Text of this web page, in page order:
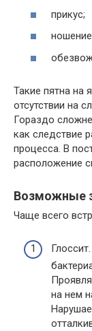
прикус;
Такие пятна на
отсутствии на
Гораздо
как следствие
процесса. В
расположение
Возможные
Чаще всего
на нем